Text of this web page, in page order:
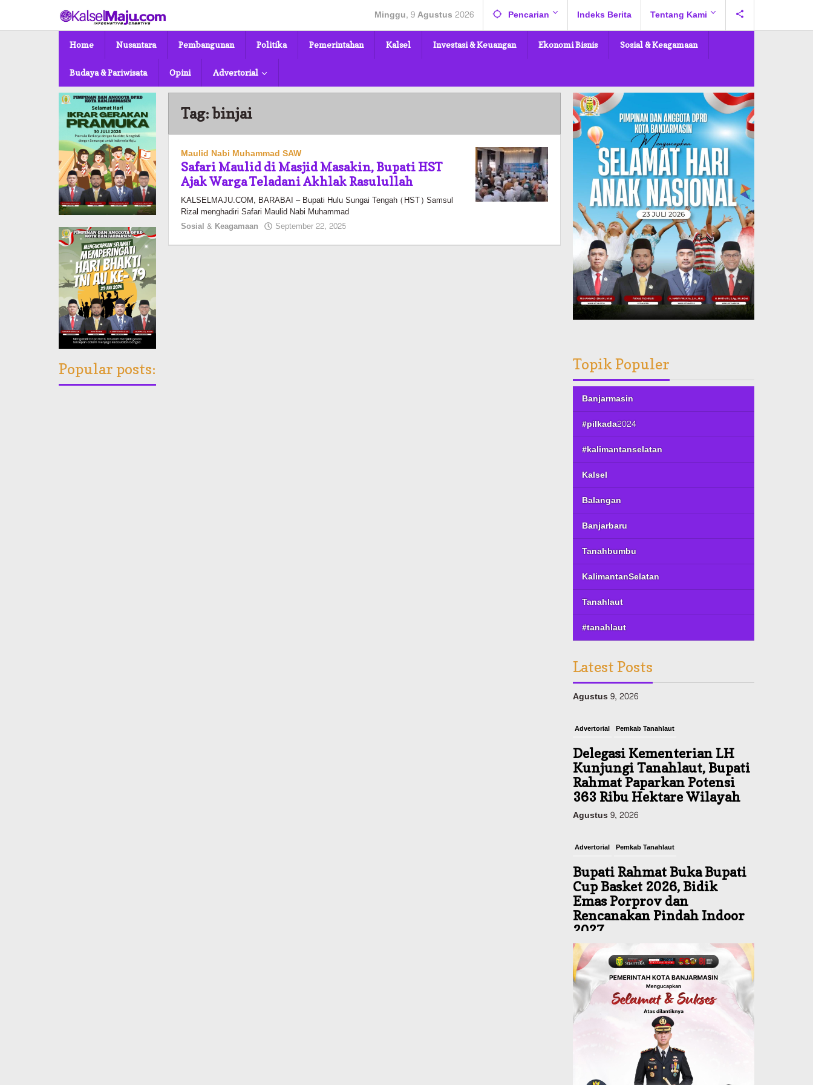
konten
Minggu, 9 Agustus 2026 Pencarian Indeks Berita Tentang Kami
Home Nusantara Pembangunan Politika Pemerintahan Kalsel Investasi & Keuangan Ekonomi Bisnis Sosial & Keagamaan
Budaya & Pariwisata Opini Advertorial
Popular posts:
Tag:binjai
Maulid Nabi Muhammad SAW
Safari Maulid di Masjid Masakin, Bupati HST
Ajak Warga Teladani Akhlak Rasulullah
KALSELMAJU.COM, BARABAI – Bupati Hulu Sungai Tengah (HST) Samsul
Rizal menghadiri Safari Maulid Nabi Muhammad
Sosial & Keagamaan
September 22, 2025
Topik Populer
Banjarmasin
#pilkada2024
#kalimantanselatan
Kalsel
Balangan
Banjarbaru
Tanahbumbu
KalimantanSelatan
Tanahlaut
#tanahlaut
Latest Posts
Delegasi Kementerian LH
Kunjungi Tanahlaut, Bupati
Rahmat Paparkan Potensi
363 Ribu Hektare Wilayah
Agustus 9, 2026
Bupati Rahmat Buka Bupati
Cup Basket 2026, Bidik
Emas Porprov dan
Rencanakan Pindah Indoor
2027
Agustus 9, 2026
Sosial & Keagamaan
45 Pramuka Banjarmasin
Berangkat ke Jamnas XII
Cibubur, Termasuk Dua
Peserta Berkebutuhan
Agustus 9, 2026